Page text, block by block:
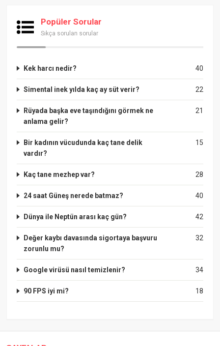
Popüler Sorular
Sıkça sorulan sorular
40
Kek harcı nedir?
22
Simental inek yılda kaç ay süt verir?
21
Rüyada başka eve taşındığını görmek ne
anlama gelir?
15
Bir kadının vücudunda kaç tane delik
vardır?
28
Kaç tane mezhep var?
40
24 saat Güneş nerede batmaz?
42
Dünya ile Neptün arası kaç gün?
32
Değer kaybı davasında sigortaya başvuru
zorunlu mu?
34
Google virüsü nasıl temizlenir?
18
90 FPS iyi mi?